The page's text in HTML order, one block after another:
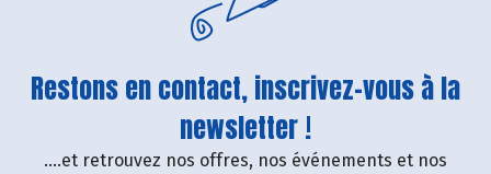
Restons en contact, inscrivez-vous à la
newsletter !
....et retrouvez nos offres, nos événements et nos